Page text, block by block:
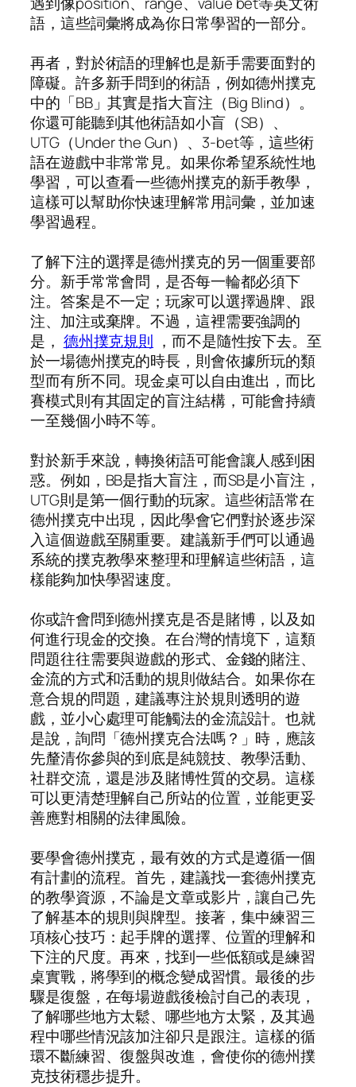
語，這些詞彙將成為你日常學習的一部分。
再者，對於術語的理解也是新手需要面對的
障礙。許多新手問到的術語，例如德州撲克
中的「BB」其實是指大盲注（Big Blind）。
你還可能聽到其他術語如小盲（SB）、
UTG（Under the Gun）、3-bet等，這些術
語在遊戲中非常常見。如果你希望系統性地
學習，可以查看一些德州撲克的新手教學，
這樣可以幫助你快速理解常用詞彙，並加速
學習過程。
了解下注的選擇是德州撲克的另一個重要部
分。新手常常會問，是否每一輪都必須下
注。答案是不一定；玩家可以選擇過牌、跟
注、加注或棄牌。不過，這裡需要強調的
是， 德州撲克規則 ，而不是隨性按下去。至
於一場德州撲克的時長，則會依據所玩的類
型而有所不同。現金桌可以自由進出，而比
賽模式則有其固定的盲注結構，可能會持續
一至幾個小時不等。
對於新手來說，轉換術語可能會讓人感到困
惑。例如，BB是指大盲注，而SB是小盲注，
UTG則是第一個行動的玩家。這些術語常在
德州撲克中出現，因此學會它們對於逐步深
入這個遊戲至關重要。建議新手們可以通過
系統的撲克教學來整理和理解這些術語，這
樣能夠加快學習速度。
你或許會問到德州撲克是否是賭博，以及如
何進行現金的交換。在台灣的情境下，這類
問題往往需要與遊戲的形式、金錢的賭注、
金流的方式和活動的規則做結合。如果你在
意合規的問題，建議專注於規則透明的遊
戲，並小心處理可能觸法的金流設計。也就
是說，詢問「德州撲克合法嗎？」時，應該
先釐清你參與的到底是純競技、教學活動、
社群交流，還是涉及賭博性質的交易。這樣
可以更清楚理解自己所站的位置，並能更妥
善應對相關的法律風險。
要學會德州撲克，最有效的方式是遵循一個
有計劃的流程。首先，建議找一套德州撲克
的教學資源，不論是文章或影片，讓自己先
了解基本的規則與牌型。接著，集中練習三
項核心技巧：起手牌的選擇、位置的理解和
下注的尺度。再來，找到一些低額或是練習
桌實戰，將學到的概念變成習慣。最後的步
驟是復盤，在每場遊戲後檢討自己的表現，
了解哪些地方太鬆、哪些地方太緊，及其過
程中哪些情況該加注卻只是跟注。這樣的循
環不斷練習、復盤與改進，會使你的德州撲
克技術穩步提升。